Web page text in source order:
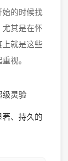
始的时候找
其是在怀
上就是这些
视。
级灵验
、持久的